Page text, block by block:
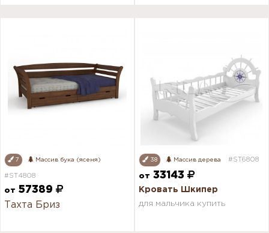
7 Массив бука (ясеня)
#ST4808
от 57389
Тахта Бриз
38 Массив дерева #ST6808
от 33143
Кровать Шкипер
для мальчика купить